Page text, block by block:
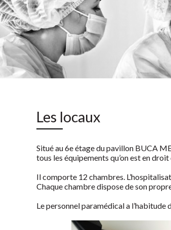
Les locaux
Situé au 6e étage du pavillon BUCA
tous les équipements qu’on est en
Il comporte 12 chambres.
Chaque chambre dispose de son
Le personnel paramédical a